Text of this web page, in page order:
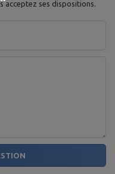
acceptez ses dispositions.